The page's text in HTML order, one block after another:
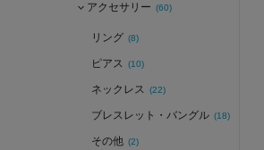
アクセサリー (60)
リング (8)
ピアス (10)
ネックレス (22)
ブレスレット・バングル (18)
その他 (2)